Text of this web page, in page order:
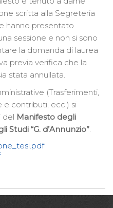
scritta alla Segreteria
hanno presentato
sessione e non si sono
la domanda di laurea
previa verifica che la
stata annullata.
(Trasferimenti,
e contributi, ecc.) si
del Manifesto degli
Studi “G. d’Annunzio”.